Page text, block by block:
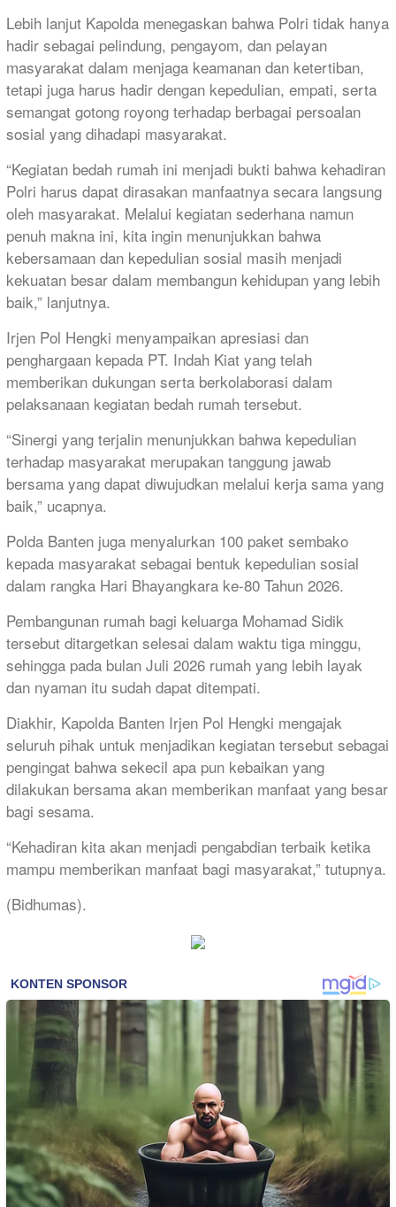
Lebih lanjut Kapolda menegaskan bahwa Polri tidak hanya
hadir sebagai pelindung, pengayom, dan pelayan
masyarakat dalam menjaga keamanan dan ketertiban,
tetapi juga harus hadir dengan kepedulian, empati, serta
semangat gotong royong terhadap berbagai persoalan
sosial yang dihadapi masyarakat.
“Kegiatan bedah rumah ini menjadi bukti bahwa kehadiran
Polri harus dapat dirasakan manfaatnya secara langsung
oleh masyarakat. Melalui kegiatan sederhana namun
penuh makna ini, kita ingin menunjukkan bahwa
kebersamaan dan kepedulian sosial masih menjadi
kekuatan besar dalam membangun kehidupan yang lebih
baik,” lanjutnya.
Irjen Pol Hengki menyampaikan apresiasi dan
penghargaan kepada PT. Indah Kiat yang telah
memberikan dukungan serta berkolaborasi dalam
pelaksanaan kegiatan bedah rumah tersebut.
“Sinergi yang terjalin menunjukkan bahwa kepedulian
terhadap masyarakat merupakan tanggung jawab
bersama yang dapat diwujudkan melalui kerja sama yang
baik,” ucapnya.
Polda Banten juga menyalurkan 100 paket sembako
kepada masyarakat sebagai bentuk kepedulian sosial
dalam rangka Hari Bhayangkara ke-80 Tahun 2026.
Pembangunan rumah bagi keluarga Mohamad Sidik
tersebut ditargetkan selesai dalam waktu tiga minggu,
sehingga pada bulan Juli 2026 rumah yang lebih layak
dan nyaman itu sudah dapat ditempati.
Diakhir, Kapolda Banten Irjen Pol Hengki mengajak
seluruh pihak untuk menjadikan kegiatan tersebut sebagai
pengingat bahwa sekecil apa pun kebaikan yang
dilakukan bersama akan memberikan manfaat yang besar
bagi sesama.
“Kehadiran kita akan menjadi pengabdian terbaik ketika
mampu memberikan manfaat bagi masyarakat,” tutupnya.
(Bidhumas).